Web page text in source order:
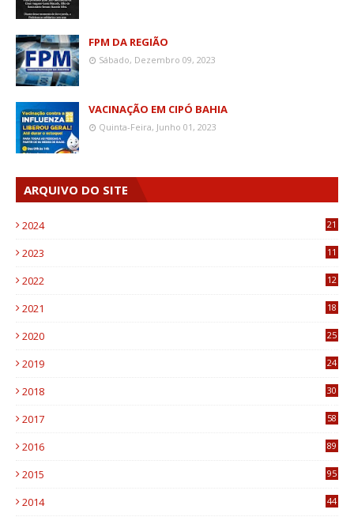
FPM DA REGIÃO
Sábado, Dezembro 09, 2023
VACINAÇÃO EM CIPÓ BAHIA
Quinta-Feira, Junho 01, 2023
ARQUIVO DO SITE
2024 21
2023
11
2022
12
2021
18
2020
25
2019
24
2018
30
2017
58
2016
89
2015
95
2014
44